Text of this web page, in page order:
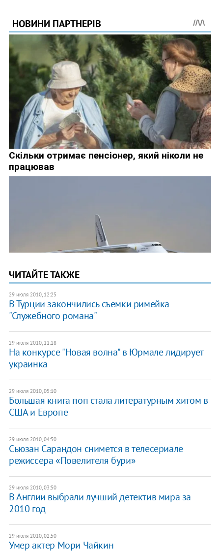
ЧИТАЙТЕ ТАКЖЕ
29 июля 2010, 12:25
В Турции закончились съемки римейка
"Служебного романа"
29 июля 2010, 11:18
На конкурсе "Новая волна" в Юрмале лидирует
украинка
29 июля 2010, 05:10
Большая книга поп стала литературным хитом в
США и Европе
29 июля 2010, 04:50
Сьюзан Сарандон снимется в телесериале
режиссера «Повелителя бури»
29 июля 2010, 03:50
В Англии выбрали лучший детектив мира за
2010 год
29 июля 2010, 02:50
Умер актер Мори Чайкин